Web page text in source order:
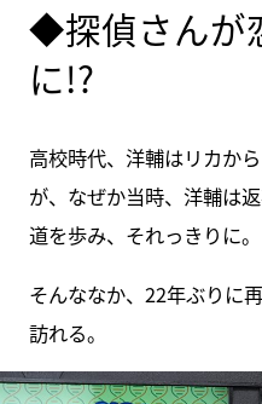
◆探偵さんが
に!?
高校時代、洋輔はリカか
が、なぜか当時、洋輔は
道を歩み、それっきりに。
そんななか、22年ぶりに
訪れる。